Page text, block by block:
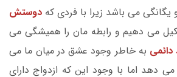
یگانگی می باشد زیرا با فردی که دوستش
می دهیم و رابطه مان را همیشگی می
دائمی به خاطر وجود عشق در میان ما می
دهد اما با وجود این که ازدواج دارای